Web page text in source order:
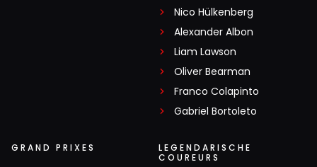
Nico Hülkenberg
Alexander Albon
Liam Lawson
Oliver Bearman
Franco Colapinto
Gabriel Bortoleto
GRAND PRIXES
LEGENDARISCHE
COUREURS